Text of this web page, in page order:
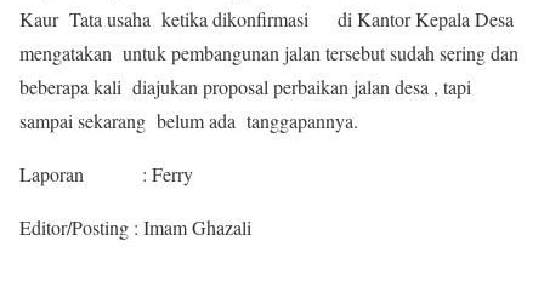
Kaur Tata usaha ketika dikonfirmasi di Kantor Kepala Desa
mengatakan untuk pembangunan jalan tersebut sudah sering dan
beberapa kali diajukan proposal perbaikan jalan desa , tapi
sampai sekarang belum ada tanggapannya.
Laporan : Ferry
Editor/Posting : Imam Ghazali